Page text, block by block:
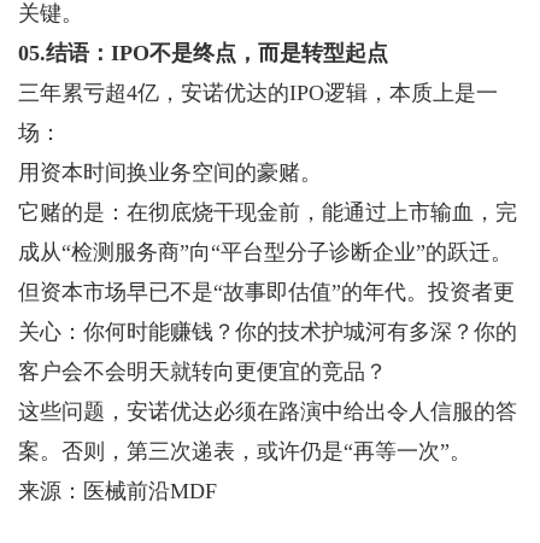
关键。
05.结语：IPO不是终点，而是转型起点
三年累亏超4亿，安诺优达的IPO逻辑，本质上是一
场：
用资本时间换业务空间的豪赌。
它赌的是：在彻底烧干现金前，能通过上市输血，完
成从“检测服务商”向“平台型分子诊断企业”的跃迁。
但资本市场早已不是“故事即估值”的年代。投资者更
关心：你何时能赚钱？你的技术护城河有多深？你的
客户会不会明天就转向更便宜的竞品？
这些问题，安诺优达必须在路演中给出令人信服的答
案。否则，第三次递表，或许仍是“再等一次”。
来源： 医械前沿MDF